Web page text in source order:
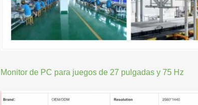
Monitor de PC para juegos de 27 pulgadas y 75 Hz